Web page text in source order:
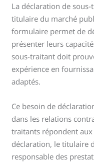
La déclaration de
titulaire du marché
formulaire permet de
présenter leurs
sous-traitant doit
expérience en
adaptés.
Ce besoin de
dans les relations
traitants répondent
déclaration, le titulaire
responsable des